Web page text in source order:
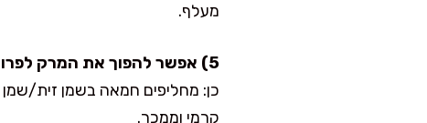
מעלף.
5) אפשר להפוך את המרק לפרווה?
כן: מחליפים חמאה בשמן זית/
קרמי וממכר.